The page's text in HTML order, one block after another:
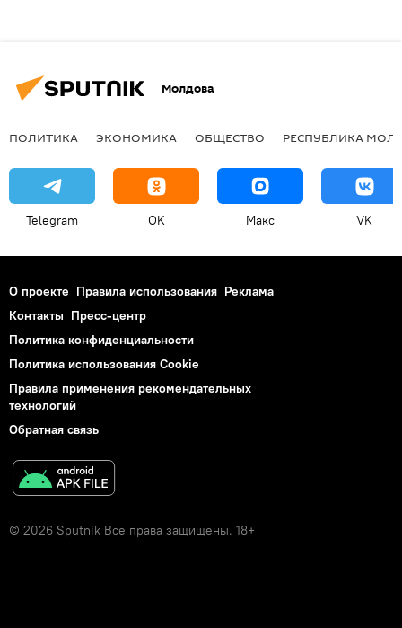
Молдова
ПОЛИТИКА ЭКОНОМИКА ОБЩЕСТВО РЕСПУБЛИКА
Telegram OK Макс VK
О проекте Правила использования Реклама
Контакты Пресс-центр
Политика конфиденциальности
Политика использования Cookie
Правила применения рекомендательных
технологий
Обратная связь
© 2026 Sputnik Все права защищены. 18+